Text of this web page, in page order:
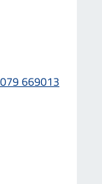
669013